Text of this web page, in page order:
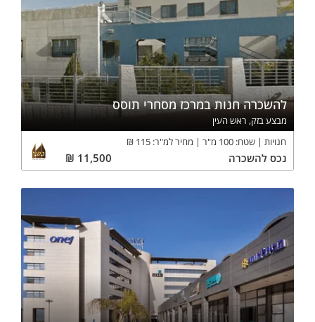
להשכרה חנות במרכז מסחרי תוסס
מבצע בזק, ראש העין
חנויות
שטח: 100 מ"ר מחיר למ"ר: 115
₪
נכס להשכרה 11,500
₪